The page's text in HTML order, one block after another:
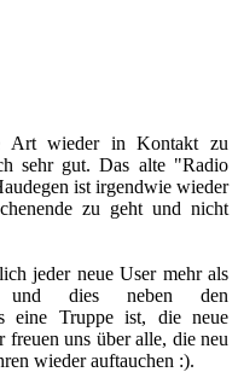
Art wieder in Kontakt zu
sehr gut. Das alte "Radio
ist irgendwie wieder
zu geht und nicht
jeder neue User mehr als
und dies neben den
eine Truppe ist, die neue
uns über alle, die neu
wieder auftauchen :).